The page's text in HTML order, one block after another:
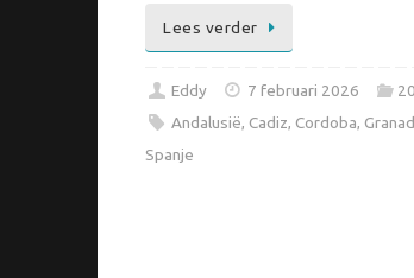
Lees verder
Eddy 7 februari 2026
Andalusië,Cadiz,Cordoba,
Spanje